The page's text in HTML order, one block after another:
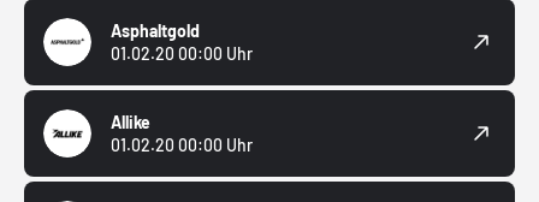
Asphaltgold
01.02.20 00:00 Uhr
Allike
01.02.20 00:00 Uhr